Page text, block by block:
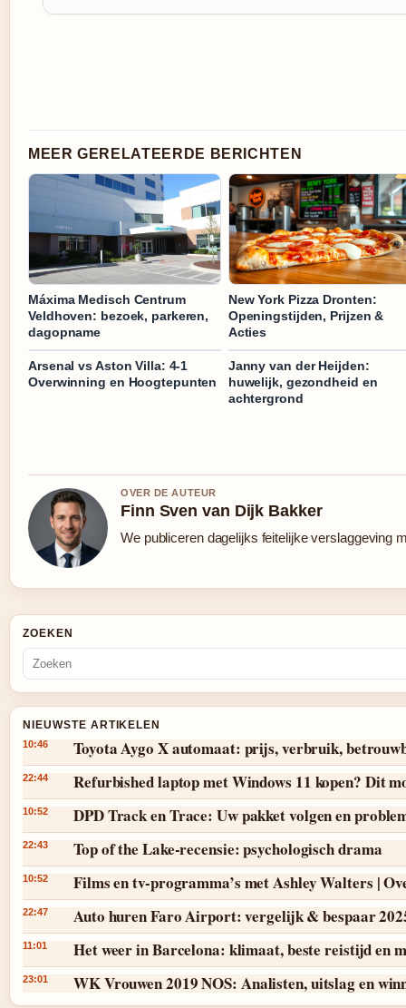
MEER GERELATEERDE BERICHTEN
Máxima Medisch Centrum
Veldhoven: bezoek, parkeren,
dagopname
New York Pizza Dronten:
Openingstijden, Prijzen &
Acties
Arsenal vs Aston Villa: 4-1
Overwinning en Hoogtepunten
Janny van der Heijden:
huwelijk, gezondheid en
achtergrond
OVER DE AUTEUR
Finn Sven van Dijk Bakker
We publiceren dagelijks feitelijke verslaggeving
ZOEKEN
NIEUWSTE ARTIKELEN
10:46 Toyota Aygo X automaat: prijs, verbruik,
22:44 Refurbished laptop met Windows 11 kopen? Dit
10:52 DPD Track en Trace: Uw pakket volgen en
22:43 Top of the Lake-recensie: psychologisch drama
10:52 Films en tv-programma’s met Ashley Walters |
22:47 Auto huren Faro Airport: vergelijk & bespaar
11:01 Het weer in Barcelona: klimaat, beste reistijd en
23:01 WK Vrouwen 2019 NOS: Analisten, uitslag en